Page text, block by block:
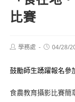
比賽
Post學務處
Post04/28/
鼓勵師生踴躍報名參
食農教育攝影比賽簡